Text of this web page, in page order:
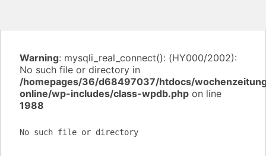
Warning: mysqli_real_connect(): (HY000/2002):
No such file or directory in
/homepages/36/d68497037/htdocs/
online/wp-includes/class-wpdb.php on line
1988
No such file or directory